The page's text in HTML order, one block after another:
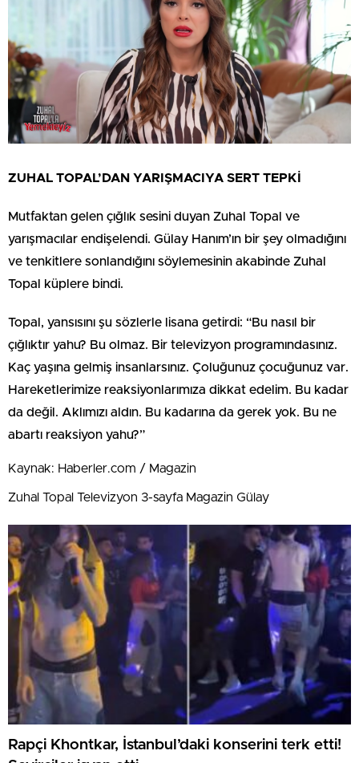
ZUHAL TOPAL’DAN YARIŞMACIYA SERT TEPKİ
Mutfaktan gelen çığlık sesini duyan Zuhal Topal ve
yarışmacılar endişelendi. Gülay Hanım’ın bir şey olmadığını
ve tenkitlere sonlandığını söylemesinin akabinde Zuhal
Topal küplere bindi.
Topal, yansısını şu sözlerle lisana getirdi: “Bu nasıl bir
çığlıktır yahu? Bu olmaz. Bir televizyon programındasınız.
Kaç yaşına gelmiş insanlarsınız. Çoluğunuz çocuğunuz var.
Hareketlerimize reaksiyonlarımıza dikkat edelim. Bu kadar
da değil. Aklımızı aldın. Bu kadarına da gerek yok. Bu ne
abartı reaksiyon yahu?”
Kaynak: Haberler.com / Magazin
Zuhal Topal Televizyon 3-sayfa Magazin Gülay
Rapçi Khontkar, İstanbul’daki konserini terk etti!